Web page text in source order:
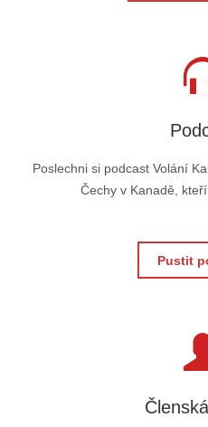
Poslechni si podcast Volání
Čechy v Kanadě,
Pustit